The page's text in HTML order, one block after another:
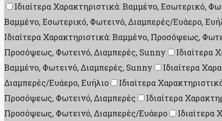
Ιδιαίτερα Χαρακτηριστικά: Βαμμένο, Εσωτερικό,
Βαμμένο, Εσωτερικό, Φωτεινό, Διαμπερές/Ευάερο,
Ιδιαίτερα Χαρακτηριστικά: Βαμμένο, Προσόψεως,
Προσόψεως, Φωτεινό, Διαμπερές, Sunny
Ιδιαίτερα
Βαμμένο, Φωτεινό, Διαμπερές, Sunny
Ιδιαίτερα
Διαμπερές/Ευάερο, Ευήλιο
Ιδιαίτερα
Προσόψεως, Φωτεινό, Διαμπερές
Ιδιαίτερα
Προσόψεως, Φωτεινό, Διαμπερές/Ευάερο